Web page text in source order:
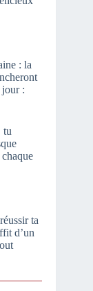
: la
jour :
tu
ta
d’un